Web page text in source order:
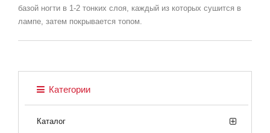
базой ногти в 1-2 тонких слоя, каждый из которых сушится в
лампе, затем покрывается топом.
Категории
Каталог